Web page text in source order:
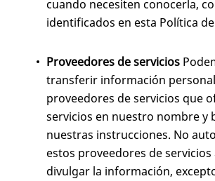
cuando necesiten conocerla,
identificados en esta Política
Proveedores de servicios
transferir información
proveedores de servicios que
servicios en nuestro nombre y
nuestras instrucciones. No
estos proveedores de servicios
divulgar la información,